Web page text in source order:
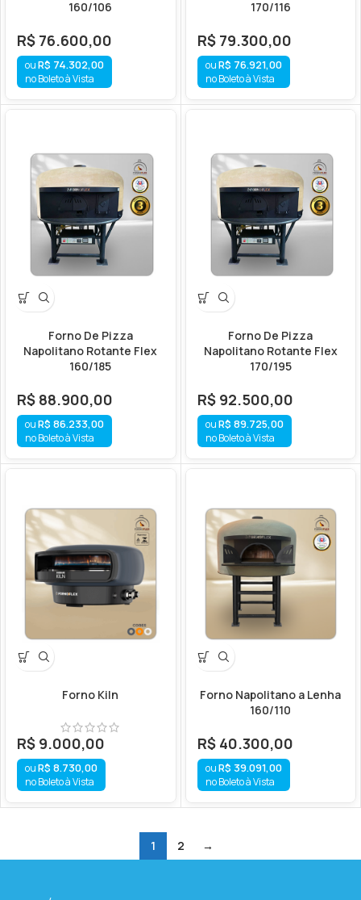
160/106
R$ 76.600,00
R$ 74.302,00
no Boleto à Vista
170/116
R$79.300,00
R$ 76.921,00
no Boleto à Vista
Forno De Pizza
Napolitano Rotante Flex
160/185
R$ 88.900,00
R$ 86.233,00
no Boleto à Vista
Forno De Pizza
Napolitano Rotante Flex
170/195
R$92.500,00
R$ 89.725,00
no Boleto à Vista
Forno Kiln
R$ 9.000,00
R$ 8.730,00
no Boleto à Vista
Forno Napolitano a Lenha
160/110
R$40.300,00
R$ 39.091,00
no Boleto à Vista
1 2 →